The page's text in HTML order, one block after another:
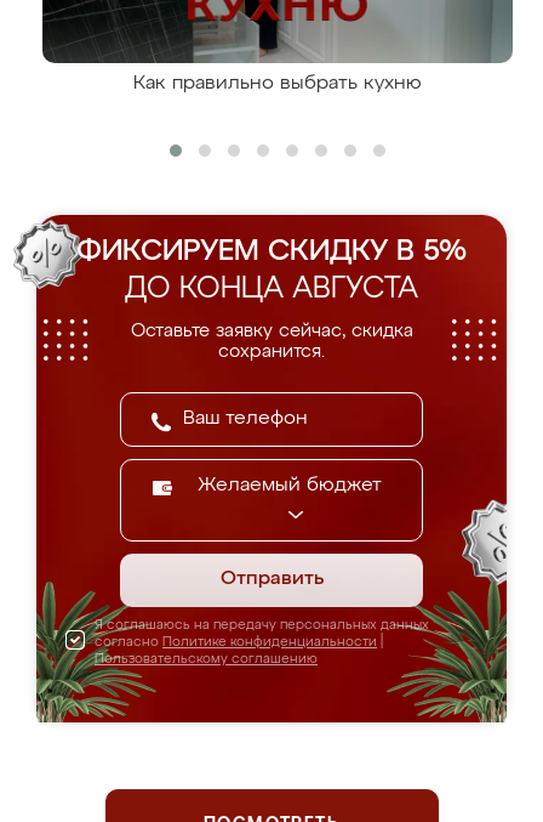
Как правильно выбрать кухню
ФИКСИРУЕМ СКИДКУ В 5%
ДО КОНЦА АВГУСТА
Оставьте заявку сейчас, скидка
сохранится.
Желаемый бюджет
Отправить
Я соглашаюсь на передачу персональных данных
согласно Политике конфиденциальности
Пользовательскому соглашению